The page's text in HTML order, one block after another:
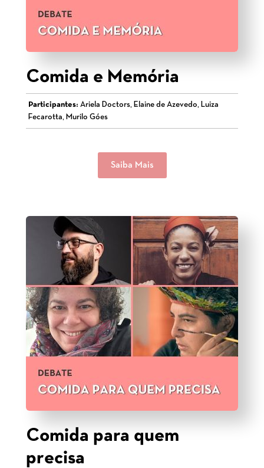
Comida e Memória
Participantes: Ariela Doctors, Elaine de Azevedo, Luiza
Fecarotta, Murilo Góes
Saiba Mais
Comida para quem
precisa